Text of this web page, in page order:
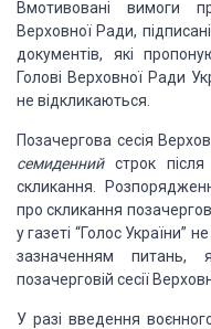
Вмотивовані вимоги
Верховної Ради,
документів, які
Голові Верховної Ради
не відкликаються.
Позачергова сесія
семиденнийстрок
скликання.
про скликання
у газеті “Голос України”
зазначенням питань,
позачерговій сесії
У разі введення